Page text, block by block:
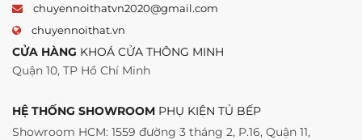
chuyennoithatvn2020@gmail.com
chuyennoithat.vn
CỬA HÀNG KHOÁ CỬA THÔNG MINH
Quận 10, TP Hồ Chí Minh
HỆ THỐNG SHOWROOM PHỤ KIỆN TỦ BẾP
Showroom HCM: 1559 đường 3 tháng 2, P.16, Quận 11,